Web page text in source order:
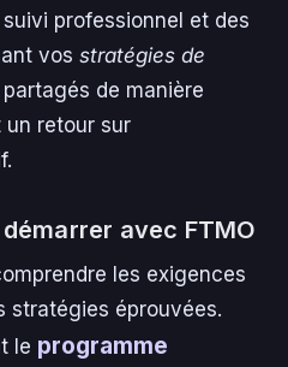
professionnel et des
vos stratégies de
de manière
un retour sur
avec FTMO
les exigences
stratégies éprouvées.
le programme